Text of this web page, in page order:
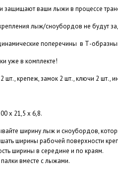
защищают ваши лыжи в процессе
лыж/сноубордов не будут
поперечины в Т-
уже в комплекте!
шт., крепеж, замок 2 шт., ключи 2 шт.,
x 21,5 x 6,8.
ширину лыж и сноубордов,
ширины рабочей поверхности
ширины в середине и по краям.
вместе с лыжами.